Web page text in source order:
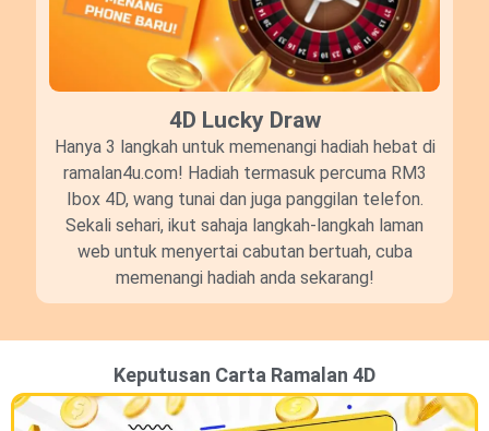
4D Lucky Draw​
Hanya 3 langkah untuk memenangi hadiah hebat di
ramalan4u.com! Hadiah termasuk percuma RM3
Ibox 4D, wang tunai dan juga panggilan telefon.
Sekali sehari, ikut sahaja langkah-langkah laman
web untuk menyertai cabutan bertuah, cuba
memenangi hadiah anda sekarang!
Keputusan Carta Ramalan 4D